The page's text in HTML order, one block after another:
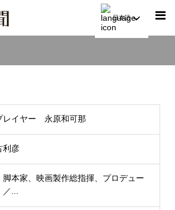
日本語
レイヤー 永原和可那
利彦
本家、映画製作総指揮、プロデュー
...